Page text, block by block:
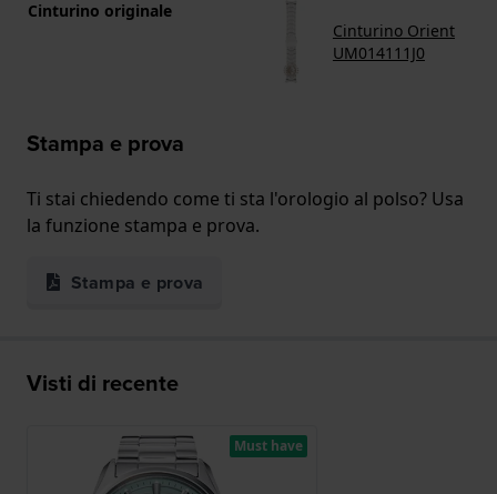
Cinturino originale
Cinturino Orient
UM014111J0
Stampa e prova
Ti stai chiedendo come ti sta l'orologio al polso? Usa
la funzione stampa e prova.
Stampa e prova
Visti di recente
Must have